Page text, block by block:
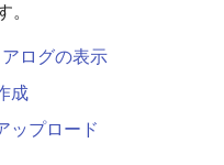
ログの表示
成
ップロード